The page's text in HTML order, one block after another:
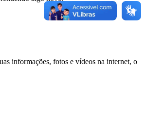
informações, fotos e vídeos na internet, o